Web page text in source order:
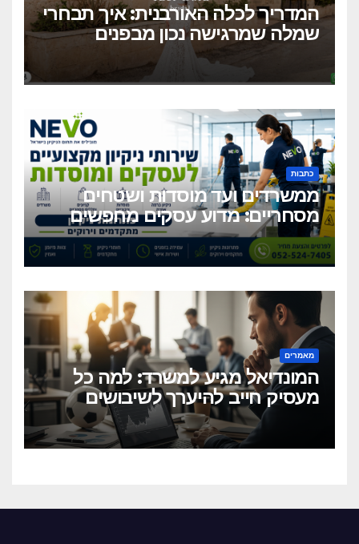
המדריך לכלה האורבנית: איך תבחרי
שמלה שמרגישה נכון מבפנים
ונראית מושלם מבחוץ?
כתבות
ממשרדים ועד מוסדות ושטחים
מסחריים: מדוע עסקים מחפשים
כיום שירותי ניקיון מקצועיים
וגמישים?
מאמרים
המונדיאל מגיע למשרד: למה כל
מעסיק חייב להיערך לשיבושים
הקרובים